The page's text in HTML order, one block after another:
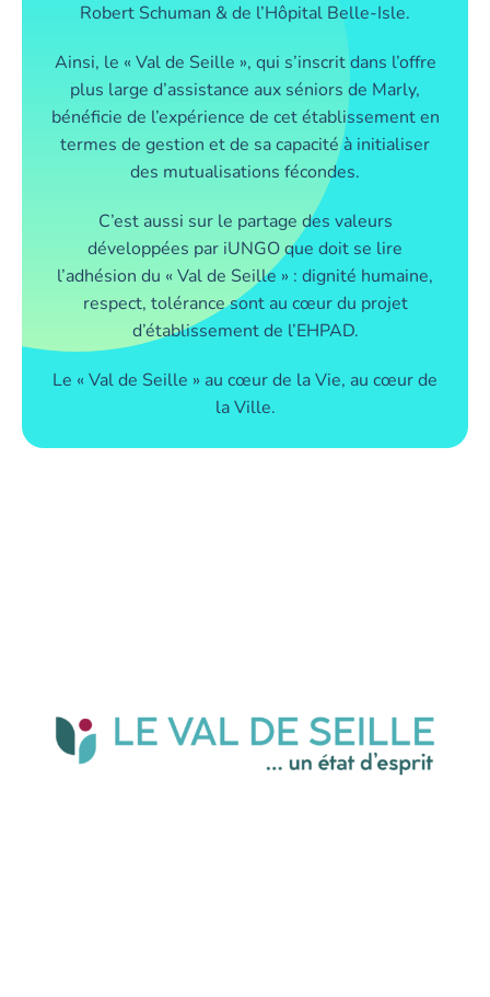
Robert Schuman & de l’Hôpital Belle-Isle.
Ainsi, le « Val de Seille », qui s’inscrit dans l’offre
plus large d’assistance aux séniors de Marly,
bénéficie de l’expérience de cet établissement en
termes de gestion et de sa capacité à initialiser
des mutualisations fécondes.
C’est aussi sur le partage des valeurs
développées par iUNGO que doit se lire
l’adhésion du « Val de Seille » : dignité humaine,
respect, tolérance sont au cœur du projet
d’établissement de l’EHPAD.
Le « Val de Seille » au cœur de la Vie, au cœur de
la Ville.